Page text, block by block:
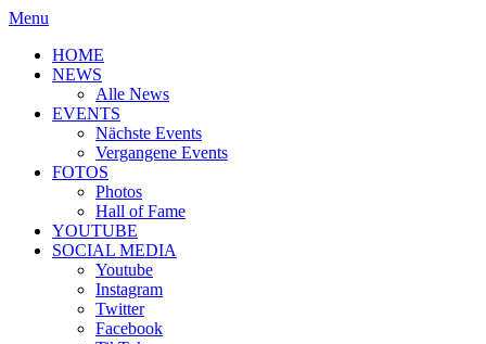
Menu
HOME
NEWS
Alle News
EVENTS
Nächste Events
Vergangene Events
FOTOS
Photos
Hall of Fame
YOUTUBE
SOCIAL MEDIA
Youtube
Instagram
Twitter
Facebook